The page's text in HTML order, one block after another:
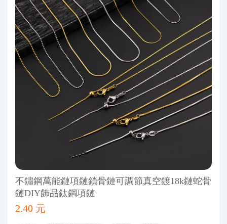
不鏽鋼萬能鏈項鏈鎖骨鏈可調節真空鍍18k鏈蛇骨
鏈DIY飾品鈦鋼項鏈
2.40 元